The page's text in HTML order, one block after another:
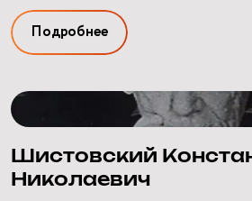
Подробнее
Шистовский
Николаевич